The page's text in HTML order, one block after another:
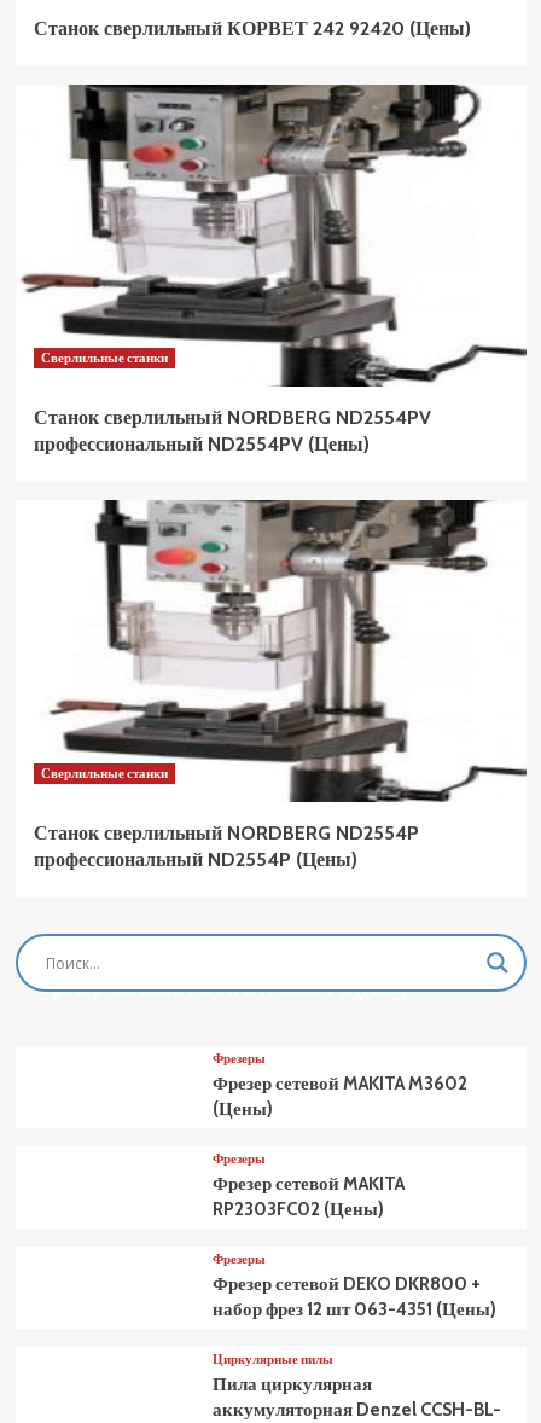
Станок сверлильный КОРВЕТ 242 92420 (Цены)
Сверлильные станки
Станок сверлильный NORDBERG ND2554PV
профессиональный ND2554PV (Цены)
Сверлильные станки
Станок сверлильный NORDBERG ND2554P
профессиональный ND2554P (Цены)
Фрезеры
Фрезер сетевой MAKITA M3601 (Цены)
Фрезеры
Фрезер сетевой MAKITA M3602
(Цены)
Фрезеры
Фрезер сетевой MAKITA
RP2303FC02 (Цены)
Фрезеры
Фрезер сетевой DEKO DKR800 +
набор фрез 12 шт 063-4351 (Цены)
Циркулярные пилы
Пила циркулярная
аккумуляторная Denzel CCSH-BL-